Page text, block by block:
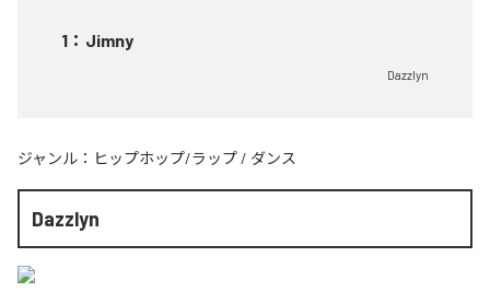
1 ： Jimny
Dazzlyn
ジャンル： ヒップホップ/ラップ / ダンス
Dazzlyn